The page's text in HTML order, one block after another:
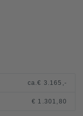
ca.€ 3.165,-
€ 1.301,80